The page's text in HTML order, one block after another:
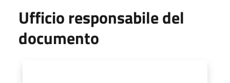
Ufficio responsabile del
documento